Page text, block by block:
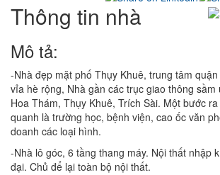
Thông tin nhà
Mô tả:
-Nhà đẹp mặt phố Thụy Khuê, trung tâm
vỉa hè rộng, Nhà gần các trục giao thông sầm
Hoa Thám, Thụy Khuê, Trích Sài. Một bước
quanh là trường học, bệnh viện, cao ốc văn
doanh các loại hình.
-Nhà lô góc, 6 tầng thang máy. Nội thất nhập
đại. Chủ để lại toàn bộ nội thất.